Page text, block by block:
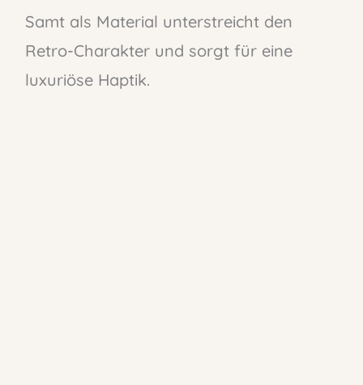
Samt als Material unterstreicht den
Retro-Charakter und sorgt für eine
luxuriöse Haptik.